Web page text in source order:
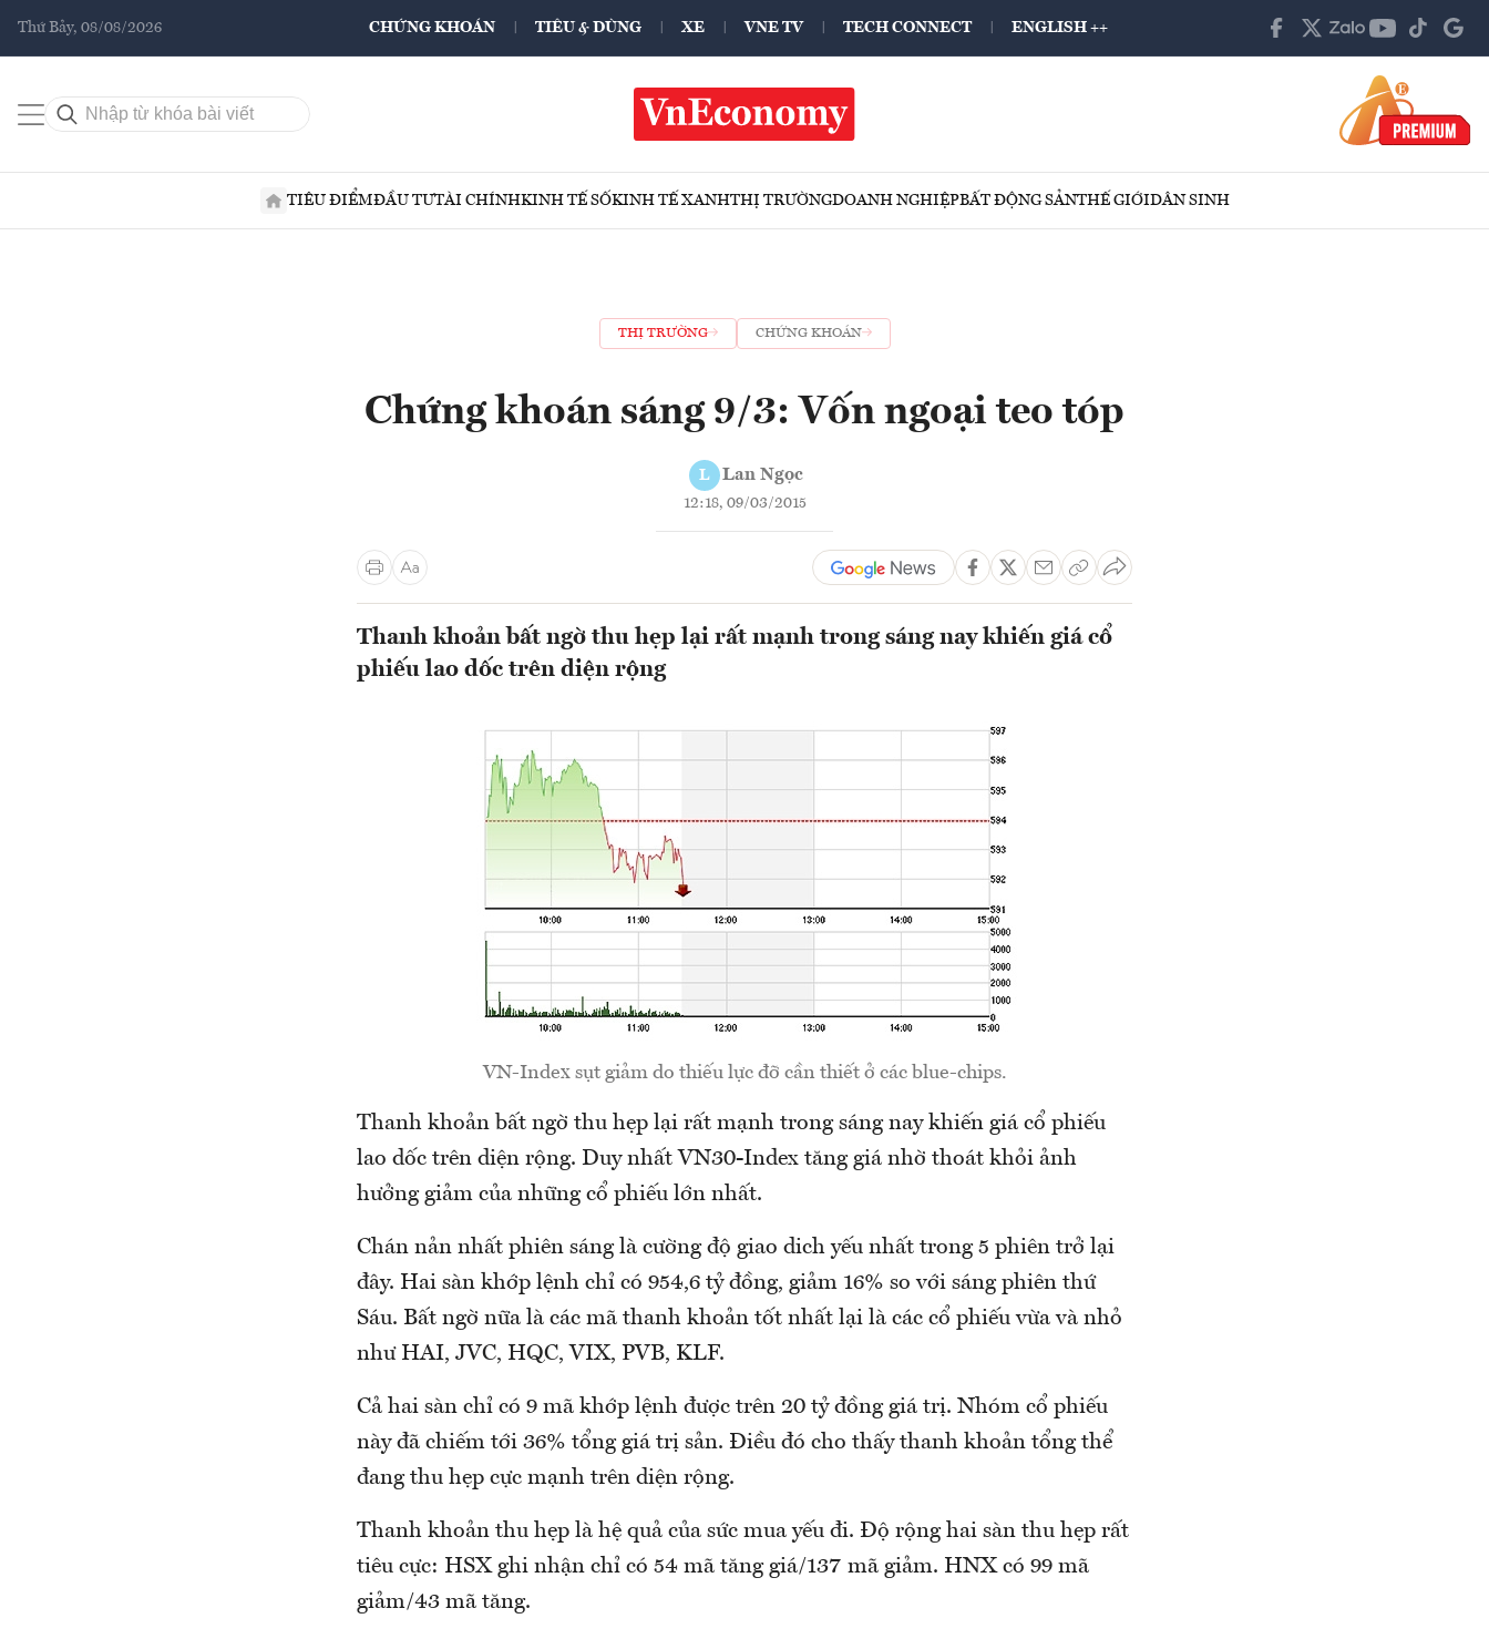
Thứ Bảy, 08/08/2026 CHỨNG KHOÁN TIÊU & DÙNG XE VNE TV TECH CONNECT ENGLISH ++
TIÊU ĐIỂMĐẦU TƯTÀI CHÍNHKINH TẾ SỐKINH TẾ XANHTHỊ TRƯỜNGDOANH NGHIỆPBẤT ĐỘNG SẢNTHẾ GIỚIDÂN SINH
THỊ TRƯỜNG CHỨNG KHOÁN
Chứng khoán sáng 9/3: Vốn ngoại teo tóp
L Lan Ngọc
12:18, 09/03/2015
Thanh khoản bất ngờ thu hẹp lại rất mạnh trong sáng nay khiến giá cổ
phiếu lao dốc trên diện rộng
VN-Index sụt giảm do thiếu lực đỡ cần thiết ở các blue-chips.
Thanh khoản bất ngờ thu hẹp lại rất mạnh trong sáng nay khiến giá cổ phiếu
lao dốc trên diện rộng. Duy nhất VN30-Index tăng giá nhờ thoát khỏi ảnh
hưởng giảm của những cổ phiếu lớn nhất.
Chán nản nhất phiên sáng là cường độ giao dich yếu nhất trong 5 phiên trở lại
đây. Hai sàn khớp lệnh chỉ có 954,6 tỷ đồng, giảm 16% so với sáng phiên thứ
Sáu. Bất ngờ nữa là các mã thanh khoản tốt nhất lại là các cổ phiếu vừa và nhỏ
như HAI, JVC, HQC, VIX, PVB, KLF.
Cả hai sàn chỉ có 9 mã khớp lệnh được trên 20 tỷ đồng giá trị. Nhóm cổ phiếu
này đã chiếm tới 36% tổng giá trị sản. Điều đó cho thấy thanh khoản tổng thể
đang thu hẹp cực mạnh trên diện rộng.
Thanh khoản thu hẹp là hệ quả của sức mua yếu đi. Độ rộng hai sàn thu hẹp rất
tiêu cực: HSX ghi nhận chỉ có 54 mã tăng giá/137 mã giảm. HNX có 99 mã
giảm/43 mã tăng.